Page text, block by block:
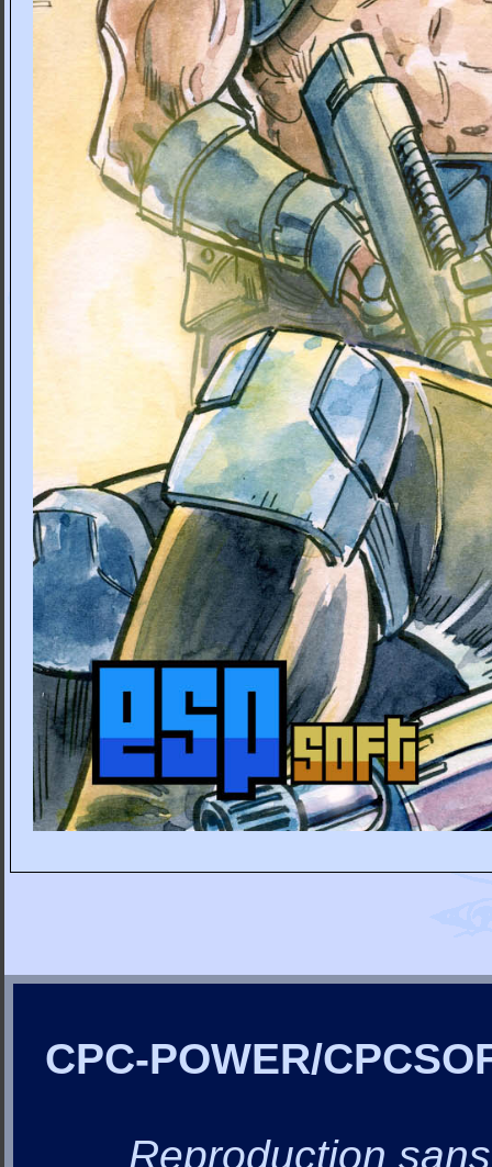
CPC-POWER/
Reproduction